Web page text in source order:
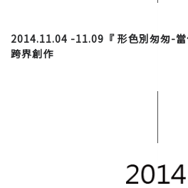
2014.11.04 -11.09 『 形色別匆匆-
跨界創作